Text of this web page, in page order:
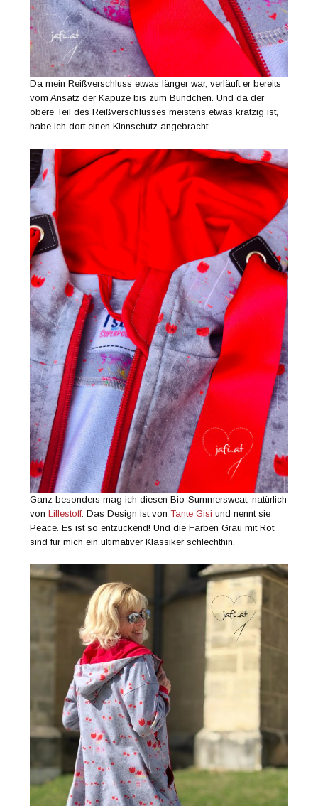
Da mein Reißverschluss etwas länger war, verläuft er bereits
vom Ansatz der Kapuze bis zum Bündchen. Und da der
obere Teil des Reißverschlusses meistens etwas kratzig ist,
habe ich dort einen Kinnschutz angebracht.
Ganz besonders mag ich diesen Bio-Summersweat, natürlich
vonLillestoff. Das Design ist vonTante Gisi und nennt sie
Peace. Es ist so entzückend! Und die Farben Grau mit Rot
sind für mich ein ultimativer Klassiker schlechthin.